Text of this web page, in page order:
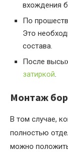
вхождения
По
Это
состава.
После
затиркой.
Монтаж
В том случае,
полностью
можно